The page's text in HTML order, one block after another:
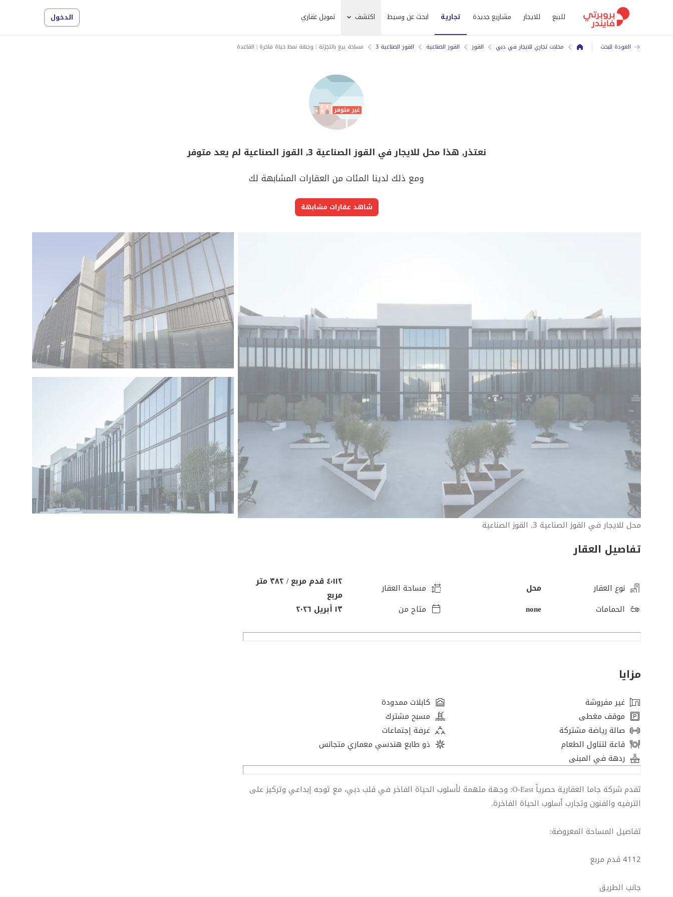
للبيع للايجار مشاريع جديدة تجارية ابحث عن وسيط اكتشف تمويل عقاري الدخول
العودة للبحث محلات تجاري للايجار في دبي القوز القوز الصناعية القوز الصناعية 3 مساحة بيع بالتجزئة | وجهة نمط حياة فاخرة | القاعدة
نعتذر, هذا محل للايجار في القوز الصناعية 3, القوز الصناعية لم يعد متوفر
ومع ذلك لدينا المئات من العقارات المشابهة لك
شاهد عقارات مشابهة
محل للايجار في القوز الصناعية 3, القوز الصناعية
تفاصيل العقار
نوع العقار محل مساحة العقار
٤٬١١٢ قدم مربع / ٣٨٢ متر
مربع
الحمامات
none متاح من ١٣ أبريل ٢٠٢٦
مزايا
غير مفروشة
كابلات ممدودة
موقف مغطى
مسبح مشترك
صالة رياضة مشتركة
غرفة إجتماعات
قاعة لتناول الطعام
ذو طابع هندسي معماري متجانس
ردهة في المبنى
تقدم شركة جاما العقارية حصرياً O-East: وجهة ملهمة لأسلوب الحياة الفاخر في قلب دبي، مع توجه إبداعي وتركيز على
الترفيه والفنون وتجارب أسلوب الحياة الفاخرة.
تفاصيل المساحة المعروضة:
4112 قدم مربع
جانب الطريق